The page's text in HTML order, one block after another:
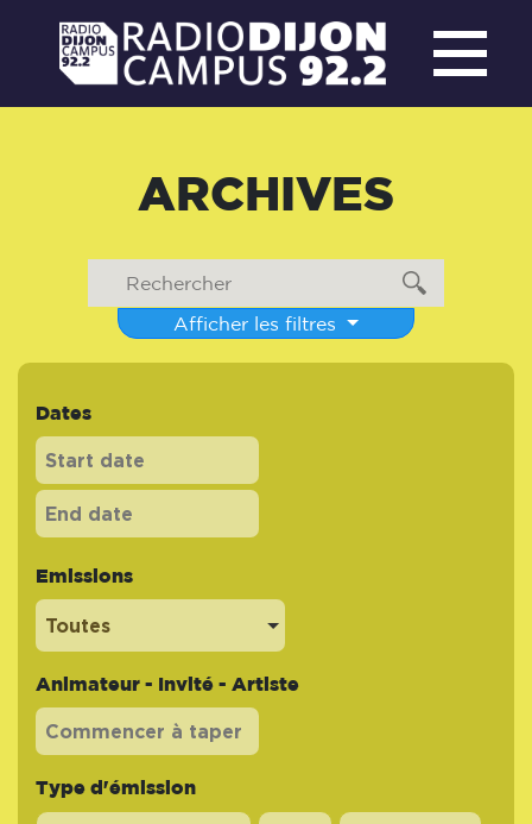
ARCHIVES
Afficher les filtres
Dates
Emissions
Toutes
Animateur - Invité - Artiste
Type d'émission